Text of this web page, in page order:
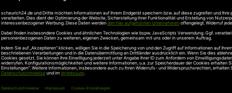
Flächenbündiges Schließblech
Das Schließblech besteht aus hochwertigem Edelstahl und ist perfekt in die
hochwertigen Hörmann Markenqualität.
Bitte klicken Sie hier für die Hörmann RenoStyle